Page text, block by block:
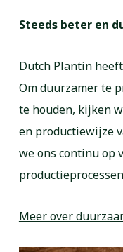
Steeds beter en
Dutch Plantin
Om duurzamer te
te houden, kijken
en productiewijze
we ons continu op
Meer over